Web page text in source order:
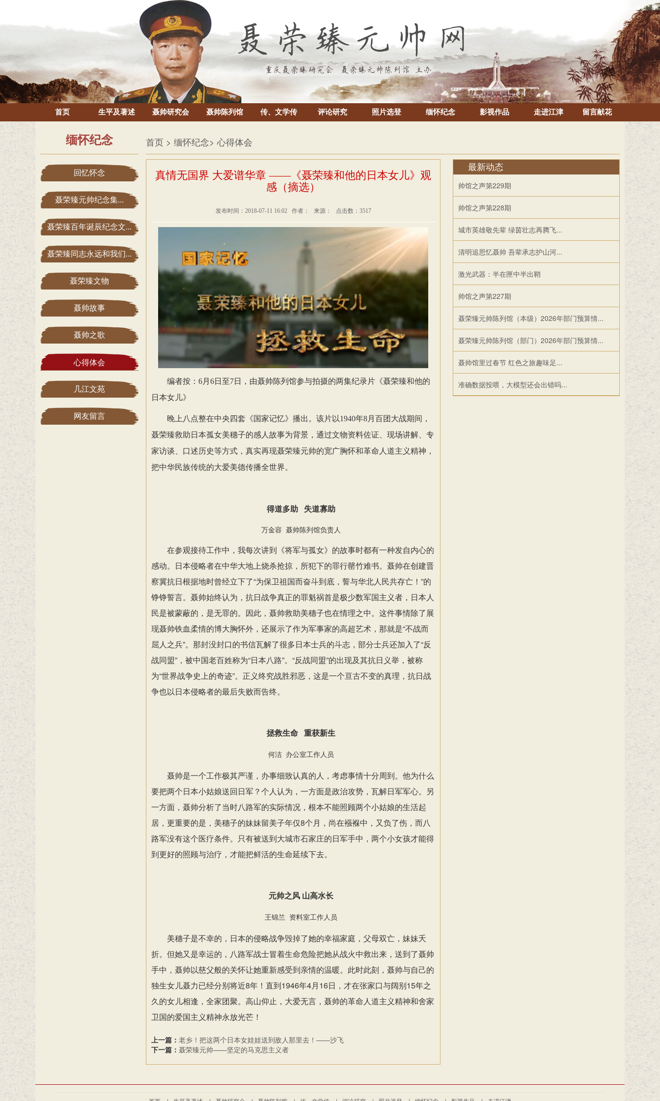
首页 生平及著述 聂帅研究会 聂帅陈列馆 传、文学传 评论研究 照片选登 缅怀纪念 影视作品 走进江津 留言献花
缅怀纪念
回忆怀念
聂荣臻元帅纪念集...
聂荣臻百年诞辰纪念文...
聂荣臻同志永远和我们...
聂荣臻文物
聂帅故事
聂帅之歌
心得体会
几江文苑
网友留言
首页 > 缅怀纪念> 心得体会
真情无国界 大爱谱华章 ——《聂荣臻和他的日本女儿》观
感（摘选）
发布时间：2018-07-11 16:02 作者： 来源： 点击数：3517
编者按：6月6日至7日，由聂帅陈列馆参与拍摄的两集纪录片《聂荣臻和他的
日本女儿》
晚上八点整在中央四套《国家记忆》播出。该片以1940年8月百团大战期间，
聂荣臻救助日本孤女美穗子的感人故事为背景，通过文物资料佐证、现场讲解、专
家访谈、口述历史等方式，真实再现聂荣臻元帅的宽广胸怀和革命人道主义精神，
把中华民族传统的大爱美德传播全世界。
得道多助 失道寡助
万金容 聂帅陈列馆负责人
在参观接待工作中，我每次讲到《将军与孤女》的故事时都有一种发自内心的
感动。日本侵略者在中华大地上烧杀抢掠，所犯下的罪行罄竹难书。聂帅在创建晋
察冀抗日根据地时曾经立下了“为保卫祖国而奋斗到底，誓与华北人民共存亡！”的
铮铮誓言。聂帅始终认为，抗日战争真正的罪魁祸首是极少数军国主义者，日本人
民是被蒙蔽的，是无罪的。因此，聂帅救助美穗子也在情理之中。这件事情除了展
现聂帅铁血柔情的博大胸怀外，还展示了作为军事家的高超艺术，那就是“不战而
屈人之兵”。那封没封口的书信瓦解了很多日本士兵的斗志，部分士兵还加入了“反
战同盟”，被中国老百姓称为“日本八路”。“反战同盟”的出现及其抗日义举，被称
为“世界战争史上的奇迹”。正义终究战胜邪恶，这是一个亘古不变的真理，抗日战
争也以日本侵略者的最后失败而告终。
拯救生命 重获新生
何洁 办公室工作人员
聂帅是一个工作极其严谨，办事细致认真的人，考虑事情十分周到。他为什么
要把两个日本小姑娘送回日军？个人认为，一方面是政治攻势，瓦解日军军心。另
一方面，聂帅分析了当时八路军的实际情况，根本不能照顾两个小姑娘的生活起
居，更重要的是，美穗子的妹妹留美子年仅8个月，尚在襁褓中，又负了伤，而八
路军没有这个医疗条件。只有被送到大城市石家庄的日军手中，两个小女孩才能得
到更好的照顾与治疗，才能把鲜活的生命延续下去。
元帅之风 山高水长
王锦兰 资料室工作人员
美穗子是不幸的，日本的侵略战争毁掉了她的幸福家庭，父母双亡，妹妹夭
折。但她又是幸运的，八路军战士冒着生命危险把她从战火中救出来，送到了聂帅
手中，聂帅以慈父般的关怀让她重新感受到亲情的温暖。此时此刻，聂帅与自己的
独生女儿聂力已经分别将近8年！直到1946年4月16日，才在张家口与阔别15年之
久的女儿相逢，全家团聚。高山仰止，大爱无言，聂帅的革命人道主义精神和舍家
卫国的爱国主义精神永放光芒！
上一篇： 老乡！把这两个日本女娃娃送到敌人那里去！——沙飞
下一篇： 聂荣臻元帅——坚定的马克思主义者
最新动态
帅馆之声第229期
帅馆之声第228期
城市英雄敬先辈 绿茵壮志再腾飞...
清明追思忆聂帅 吾辈承志护山河...
激光武器：半在匣中半出鞘
帅馆之声第227期
聂荣臻元帅陈列馆（本级）2026年部门预算情...
聂荣臻元帅陈列馆（部门）2026年部门预算情...
聂帅馆里过春节 红色之旅趣味足...
准确数据投喂，大模型还会出错吗...